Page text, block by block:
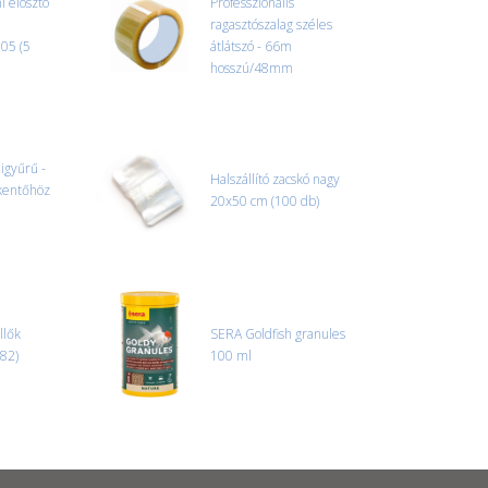
(5
ragasztószalag széles
átlátszó - 66m
hosszú/48mm
-
Halszállító zacskó nagy
20x50 cm (100 db)
SERA Goldfish granules
100 ml